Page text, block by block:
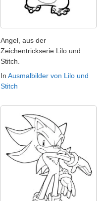
Angel, aus der
Zeichentrickserie Lilo und
Stitch.
In Ausmalbilder von Lilo und
Stitch